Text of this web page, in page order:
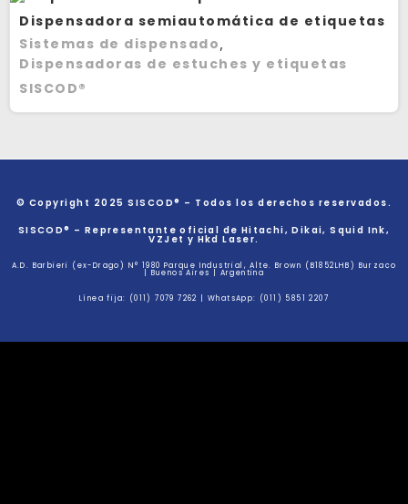
Dispensadora semiautomática de etiquetas
LRA
Sistemas de dispensado
Dispensadoras de estuches y etiquetas
SISCOD®
© Copyright 2025 SISCOD® – Todos los derechos reservados.
SISCOD® – Representante oficial de Hitachi, Dikai, Squid Ink,
VZJet y Hkd Laser.
A.D. Barbieri (ex-Drago) N° 1980 Parque Industrial, Alte. Brown (B1852LHB) Burzaco
| Buenos Aires | Argentina
Línea fija: (011) 7079 7262 | WhatsApp: (011) 5851 2207